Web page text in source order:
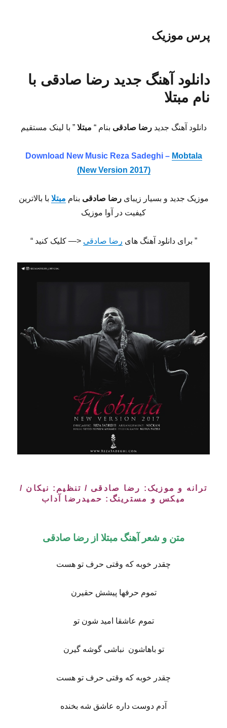
پرس موزیک
دانلود آهنگ جدید رضا صادقی با
نام مبتلا
دانلود آهنگ جدید رضا صادقی بنام “ مبتلا” با لینک مستقیم
Download New Music Reza Sadeghi – Mobtala
(New Version 2017)
موزیک جدید و بسیار زیبایرضا صادقی بنام مبتلا با بالاترین
کیفیت در آوا موزیک
” برای دانلود آهنگ های رضا صادقی <— کلیک کنید “
ترانه و موزیک: رضا صادقى / تنظیم: نیکان /
میکس و مسترینگ: حمیدرضا آداب
متن و شعر آهنگ مبتلا از رضا صادقی
چقدر خوبه که وقتی حرف تو هست
تموم حرفها پیشش حقیرن
تموم عاشقا امید شون تو
تو باهاشون نباشی گوشه گیرن
چقدر خوبه که وقتی حرف تو هست
آدم دوست داره عاشق شه بخنده